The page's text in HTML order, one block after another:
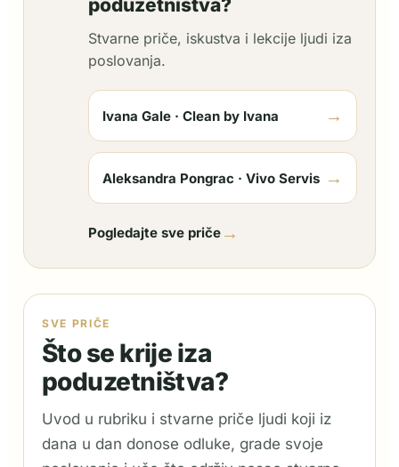
poduzetništva?
Stvarne priče, iskustva i lekcije ljudi iza
poslovanja.
Ivana Gale · Clean by Ivana →
Aleksandra Pongrac · Vivo Servis →
Pogledajte sve priče →
SVE PRIČE
Što se krije iza
poduzetništva?
Uvod u rubriku i stvarne priče ljudi koji iz
dana u dan donose odluke, grade svoje